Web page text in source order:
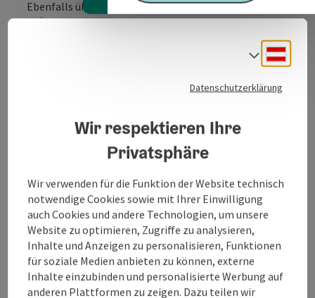
Ebenfalls übernehme ich die Reiseleitung für Gruppen
in Österreich und Italien.
Salzburg, besuche mit Ihnen die Sehenswürdigkeiten
durch Gedenkstätten, Kirchen und Museen.
Wien und vielen weitern Städten Österreichs an.
Sowie Tagesausflüge ins Mühl- Innviertel und
Gerne übernehme ich auch die Reiseleitung auf Ihrer
Fahrt durch Österreich, Führungen, Tourenvorschläge
...
Beschreibung vollständig anzeigen
Datenschutzerklärung
Wir respektieren Ihre
Privatsphäre
Wir verwenden für die Funktion der Website technisch
notwendige Cookies sowie mit Ihrer Einwilligung
auch Cookies und andere Technologien, um unsere
Website zu optimieren, Zugriffe zu analysieren,
Inhalte und Anzeigen zu personalisieren, Funktionen
für soziale Medien anbieten zu können, externe
Inhalte einzubinden und personalisierte Werbung auf
anderen Plattformen zu zeigen. Dazu teilen wir